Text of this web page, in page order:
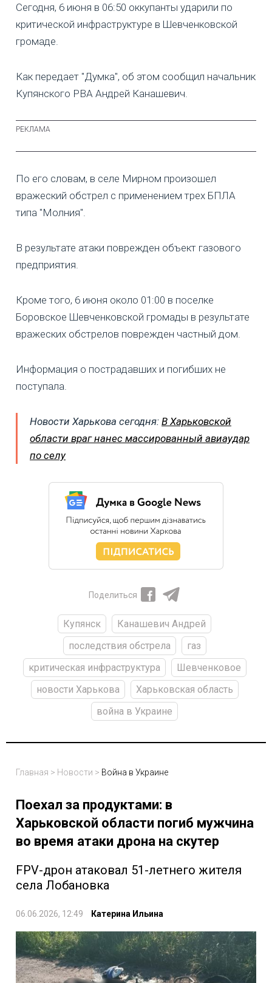
Сегодня, 6 июня в 06:50 оккупанты ударили по
критической инфраструктуре в Шевченковской
громаде.
Как передает "Думка", об этом сообщил начальник
Купянского РВА Андрей Канашевич.
По его словам, в селе Мирном произошел
вражеский обстрел с применением трех БПЛА
типа "Молния".
В результате атаки поврежден объект газового
предприятия.
Кроме того, 6 июня около 01:00 в поселке
Боровское Шевченковской громады в результате
вражеских обстрелов поврежден частный дом.
Информация о пострадавших и погибших не
поступала.
Новости Харькова сегодня: В Харьковской
области враг нанес массированный авиаудар
по селу
Поделиться
Купянск
Канашевич Андрей
последствия обстрела
газ
критическая инфраструктура
Шевченковое
новости Харькова
Харьковская область
война в Украине
Главная > Новости > Война в Украине
Поехал за продуктами: в
Харьковской области погиб мужчина
во время атаки дрона на скутер
FPV-дрон атаковал 51-летнего жителя
села Лобановка
06.06.2026, 12:49 Катерина Ильина